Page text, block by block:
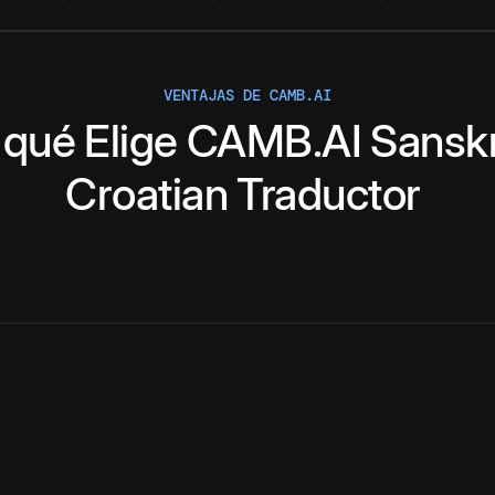
VENTAJAS DE CAMB.AI
Elige CAMB.AI
Croatian Traductor